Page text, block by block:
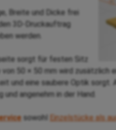
Breite und Dicke frei
3D-Druckauftrag
werden.
sorgt für festen Sitz
50 × 50 mm wird zusätzlich
und eine saubere Optik sorgt.
angenehm in der Hand.
sowohl Einzelstücke als